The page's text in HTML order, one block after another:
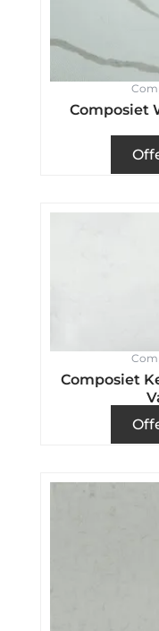
Composiet
Composiet